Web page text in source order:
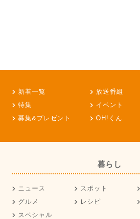
新着一覧 放送番組
特集
イベント
募集&プレゼント
OH!くん
暮らし
ニュース スポット
グルメ
レシピ
スペシャル